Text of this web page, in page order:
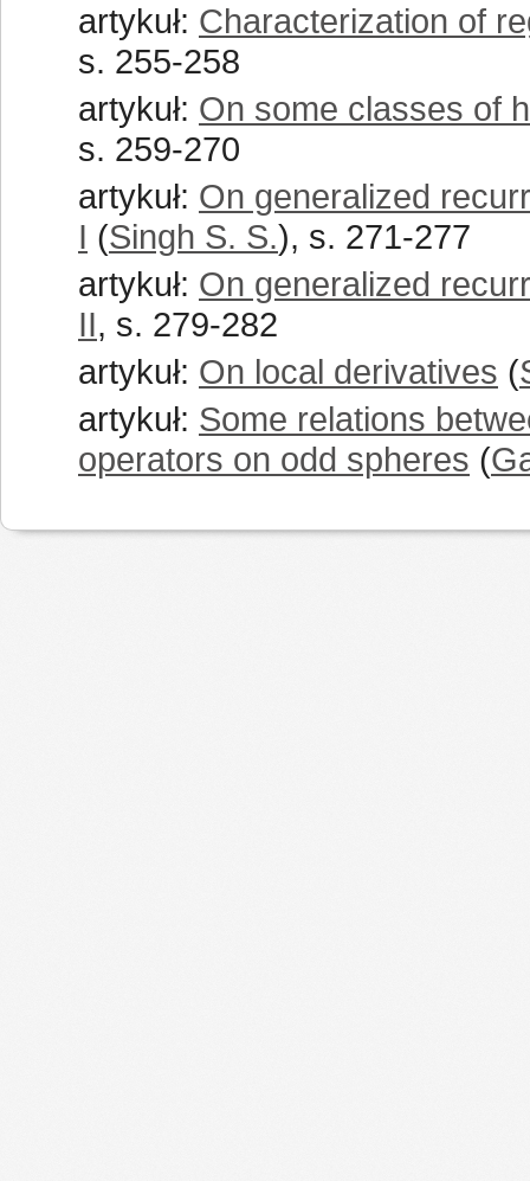
artykuł: Characterization of
s. 255-258
artykuł: On some classes of
s. 259-270
artykuł: On generalized
I (Singh S. S.), s. 271-277
artykuł: On generalized
II, s. 279-282
artykuł: On local derivatives (
artykuł: Some relations
operators on odd spheres (